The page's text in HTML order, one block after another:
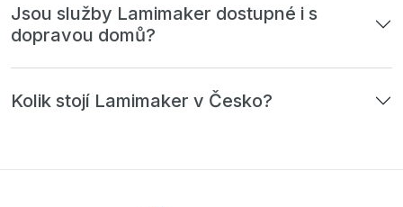
Jsou služby Lamimaker dostupné i s
dopravou domů?
Kolik stojí Lamimaker v Česko?